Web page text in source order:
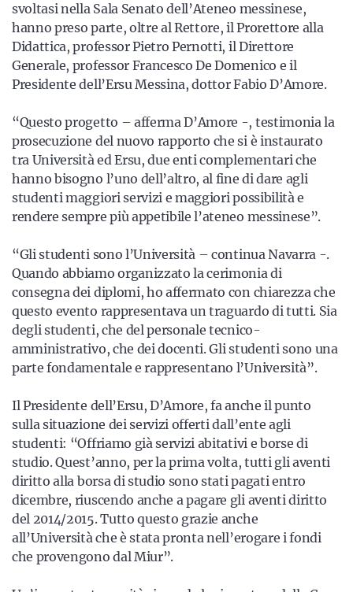
svoltasi nella Sala Senato dell’Ateneo messinese,
hanno preso parte, oltre al Rettore, il Prorettore alla
Didattica, professor Pietro Pernotti, il Direttore
Generale, professor Francesco De Domenico e il
Presidente dell’Ersu Messina, dottor Fabio D’Amore.
“Questo progetto – afferma D’Amore -, testimonia la
prosecuzione del nuovo rapporto che si è instaurato
tra Università ed Ersu, due enti complementari che
hanno bisogno l’uno dell’altro, al fine di dare agli
studenti maggiori servizi e maggiori possibilità e
rendere sempre più appetibile l’ateneo messinese”.
“Gli studenti sono l’Università – continua Navarra -.
Quando abbiamo organizzato la cerimonia di
consegna dei diplomi, ho affermato con chiarezza che
questo evento rappresentava un traguardo di tutti. Sia
degli studenti, che del personale tecnico-
amministrativo, che dei docenti. Gli studenti sono una
parte fondamentale e rappresentano l’Università”.
Il Presidente dell’Ersu, D’Amore, fa anche il punto
sulla situazione dei servizi offerti dall’ente agli
studenti: “Offriamo già servizi abitativi e borse di
studio. Quest’anno, per la prima volta, tutti gli aventi
diritto alla borsa di studio sono stati pagati entro
dicembre, riuscendo anche a pagare gli aventi diritto
del 2014/2015. Tutto questo grazie anche
all’Università che è stata pronta nell’erogare i fondi
che provengono dal Miur”.